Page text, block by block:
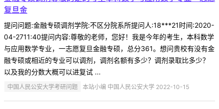
复旦金
提问问题:金融专硕调剂学院:不区分院系所提问人:18***21时间:2020-
04-2711:40提问内容:尊敬的老师，您好！我是今年的考生，本科数学
与应用数学专业，一志愿复旦金融专硕，总分361。想问贵校有没有金
融专硕或相近的专业可以调剂，调剂名额有多少？调剂录取比多少？
以及我的分数大概可以进复试 ...
中国人民公安大学考研问题 本站小编 中国人民公安大学 2022-10-15